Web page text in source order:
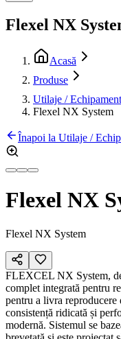
Flexel NX
Acasă
Produse
Utilaje /
Flexel NX System
Înapoi la Utilaje /
Flexel NX
Flexel NX System
FLEXCEL NX System,
complet integrată pentru
pentru a livra reproducere
consistență ridicată și
modernă. Sistemul se